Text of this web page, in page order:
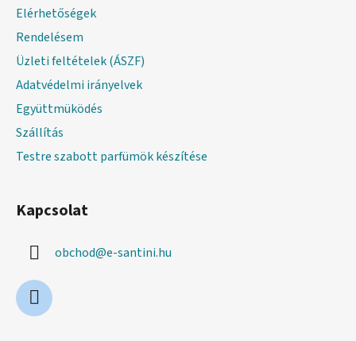
Elérhetőségek
Rendelésem
Üzleti feltételek (ÁSZF)
Adatvédelmi irányelvek
Együttmüködés
Szállítás
Testre szabott parfümök készítése
Kapcsolat
obchod@e-santini.hu